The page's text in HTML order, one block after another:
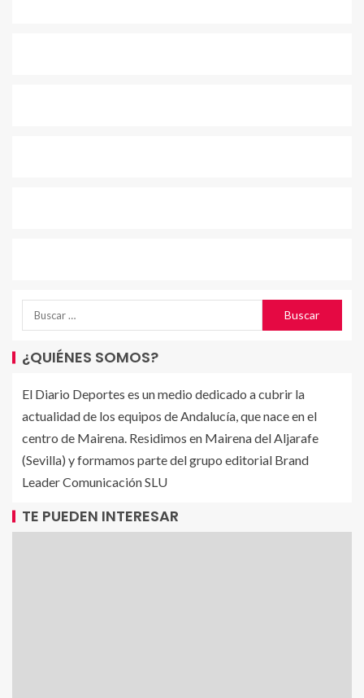
¿QUIÉNES SOMOS?
El Diario Deportes es un medio dedicado a cubrir la
actualidad de los equipos de Andalucía, que nace en el
centro de Mairena. Residimos en Mairena del Aljarafe
(Sevilla) y formamos parte del grupo editorial Brand
Leader Comunicación SLU
TE PUEDEN INTERESAR